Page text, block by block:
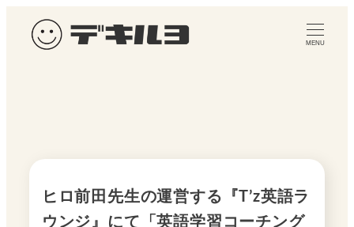
MENU
ヒロ前田先生の運営する『T’z英語ラ
ウンジ』にて「英語学習コーチング